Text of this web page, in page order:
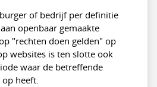
of bedrijf per definitie
openbaar gemaakte
"rechten doen gelden" op
websites is ten slotte ook
waar de betreffende
heeft.